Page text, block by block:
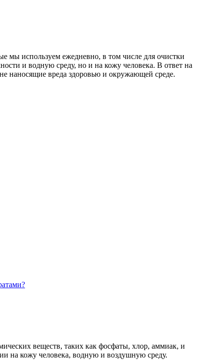
мы используем ежедневно, в том числе для очистки
и водную среду, но и на кожу человека. В ответ на
наносящие вреда здоровью и окружающей среде.
веществ, таких как фосфаты, хлор, аммиак, и
на кожу человека, водную и воздушную среду.